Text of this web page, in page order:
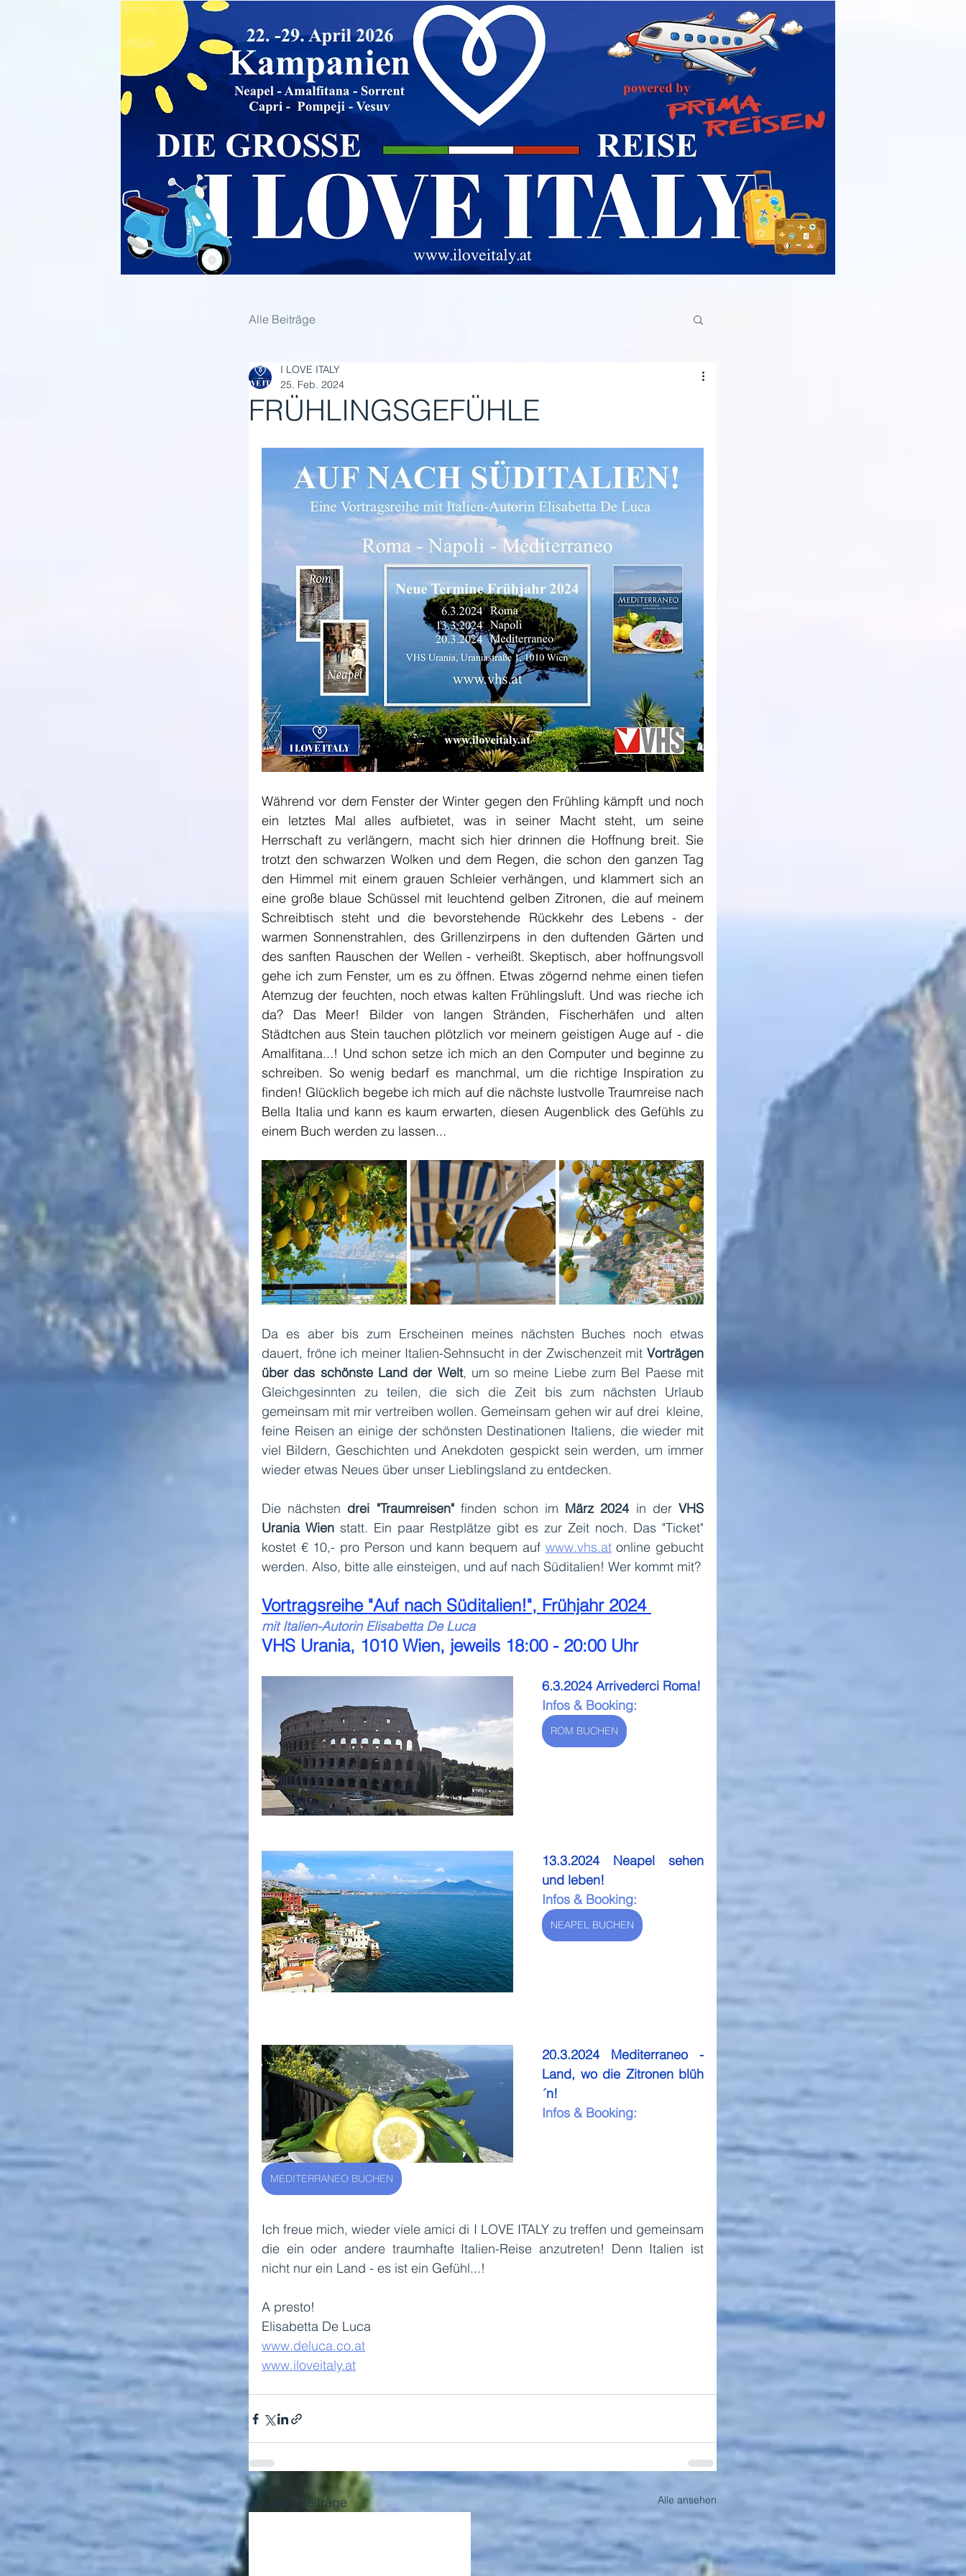
Alle Beiträge
FRÜHLINGSGEFÜHLE
I LOVE ITALY
25. Feb. 2024
Während vor dem Fenster der Winter gegen den Frühling kämpft und noch
ein letztes Mal alles aufbietet, was in seiner Macht steht, um seine
Herrschaft zu verlängern, macht sich hier drinnen die Hoffnung breit. Sie
trotzt den schwarzen Wolken und dem Regen, die schon den ganzen Tag
den Himmel mit einem grauen Schleier verhängen, und klammert sich an
eine große blaue Schüssel mit leuchtend gelben Zitronen, die auf meinem
Schreibtisch steht und die bevorstehende Rückkehr des Lebens - der
warmen Sonnenstrahlen, des Grillenzirpens in den duftenden Gärten und
des sanften Rauschen der Wellen - verheißt. Skeptisch, aber hoffnungsvoll
gehe ich zum Fenster, um es zu öffnen. Etwas zögernd nehme einen tiefen
Atemzug der feuchten, noch etwas kalten Frühlingsluft. Und was rieche ich
da? Das Meer! Bilder von langen Stränden, Fischerhäfen und alten
Städtchen aus Stein tauchen plötzlich vor meinem geistigen Auge auf - die
Amalfitana...! Und schon setze ich mich an den Computer und beginne zu
schreiben. So wenig bedarf es manchmal, um die richtige Inspiration zu
finden! Glücklich begebe ich mich auf die nächste lustvolle Traumreise nach
Bella Italia und kann es kaum erwarten, diesen Augenblick des Gefühls zu
einem Buch werden zu lassen...
Da es aber bis zum Erscheinen meines nächsten Buches noch etwas
dauert, fröne ich meiner Italien-Sehnsucht in der Zwischenzeit mit Vorträgen
über das schönste Land der Welt, um so meine Liebe zum Bel Paese mit
Gleichgesinnten zu teilen, die sich die Zeit bis zum nächsten Urlaub
gemeinsam mit mir vertreiben wollen. Gemeinsam gehen wir auf drei  kleine,
feine Reisen an einige der schönsten Destinationen Italiens, die wieder mit
viel Bildern, Geschichten und Anekdoten gespickt sein werden, um immer
wieder etwas Neues über unser Lieblingsland zu entdecken.
Die nächsten drei "Traumreisen" finden schon im März 2024 in der VHS
Urania Wien statt. Ein paar Restplätze gibt es zur Zeit noch. Das "Ticket"
kostet € 10,- pro Person und kann bequem auf www.vhs.at online gebucht
Vortragsreihe "Auf nach Süditalien!", Frühjahr 2024
mit Italien-Autorin Elisabetta De Luca
VHS Urania, 1010 Wien, jeweils 18:00 - 20:00 Uhr
Infos & Booking:
ROM BUCHEN
13.3.2024 Neapel sehen
und leben!
Infos & Booking:
NEAPEL BUCHEN
20.3.2024 Mediterraneo -
Land, wo die Zitronen blüh
´n!
Infos & Booking:
MEDITERRANEO BUCHEN
Ich freue mich, wieder viele amici di I LOVE ITALY zu treffen und gemeinsam
die ein oder andere traumhafte Italien-Reise anzutreten! Denn Italien ist
nicht nur ein Land - es ist ein Gefühl...!
A presto!
Elisabetta De Luca
www.deluca.co.at
www.iloveitaly.at
Aktuelle Beiträge Alle ansehen